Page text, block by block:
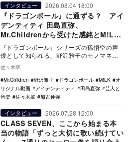
インタビュー 2026.08.04 18:00
『ドラゴンボール』に通ずる？ アイ
デンティティ 田島直弥、
Mr.Childrenから受けた感銘とM!LK
の凄み
『ドラゴンボール』シリーズの孫悟空の声
優として知られる、野沢雅子のモノマネで
タ”も多く披…
佐々木翠
Mr.Children
野沢雅子 ドラゴンボール M!LK
オ
リジナル動画
アイデンティティ 田島直弥
芸人と
音楽
佐々木翠 加古伸弥
インタビュー 2026.07.28 12:00
CLASS SEVEN、ここから始まる本
当の物語「ずっと大切に歌い続けてい